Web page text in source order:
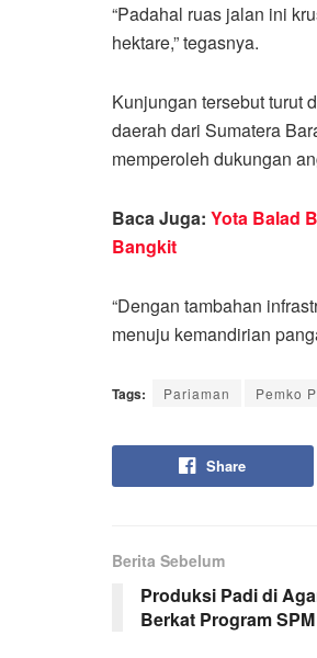
“Padahal ruas jalan ini
hektare,” tegasnya.
Kunjungan tersebut turut
daerah dari Sumatera
memperoleh dukungan
Baca Juga: Yota Balad
Bangkit
“Dengan tambahan
menuju kemandirian
Tags: Pariaman Pemko
Share
Berita Sebelum
Produksi Padi di
Berkat Program SPM